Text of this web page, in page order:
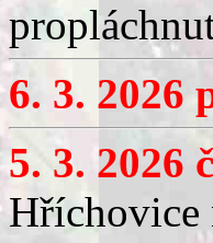
6. 3. 2026
5. 3. 2026
Hříchovice